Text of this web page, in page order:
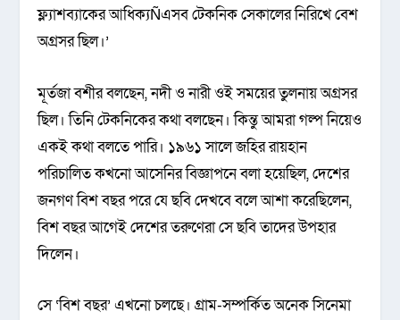
ফ্ল্যাশব্যাকের আধিক্যÑএসব টেকনিক সেকালের নিরিখে বেশ
অগ্রসর ছিল।’
মূর্তজা বশীর বলছেন, নদী ও নারী ওই সময়ের তুলনায় অগ্রসর
ছিল। তিনি টেকনিকের কথা বলছেন। কিন্তু আমরা গল্প নিয়েও
একই কথা বলতে পারি। ১৯৬১ সালে জহির রায়হান
পরিচালিত কখনো আসেনির বিজ্ঞাপনে বলা হয়েছিল, দেশের
জনগণ বিশ বছর পরে যে ছবি দেখবে বলে আশা করেছিলেন,
বিশ বছর আগেই দেশের তরুণেরা সে ছবি তাদের উপহার
দিলেন।
সে ‘বিশ বছর’ এখনো চলছে। গ্রাম-সম্পর্কিত অনেক সিনেমা